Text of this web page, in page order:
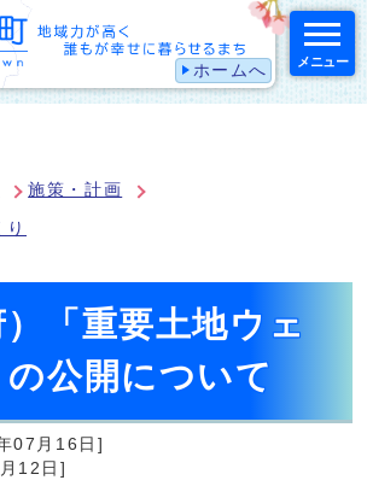
ホームへ メニュー
施策・計画
）「重要土地ウェ
の公開について
07月16日]
12日]